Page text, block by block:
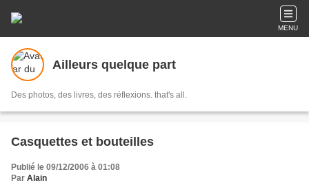
MENU
Ailleurs quelque part
Des photos, des livres, des réflexions. that's all.
Casquettes et bouteilles
Publié le 09/12/2006 à 01:08
Par Alain